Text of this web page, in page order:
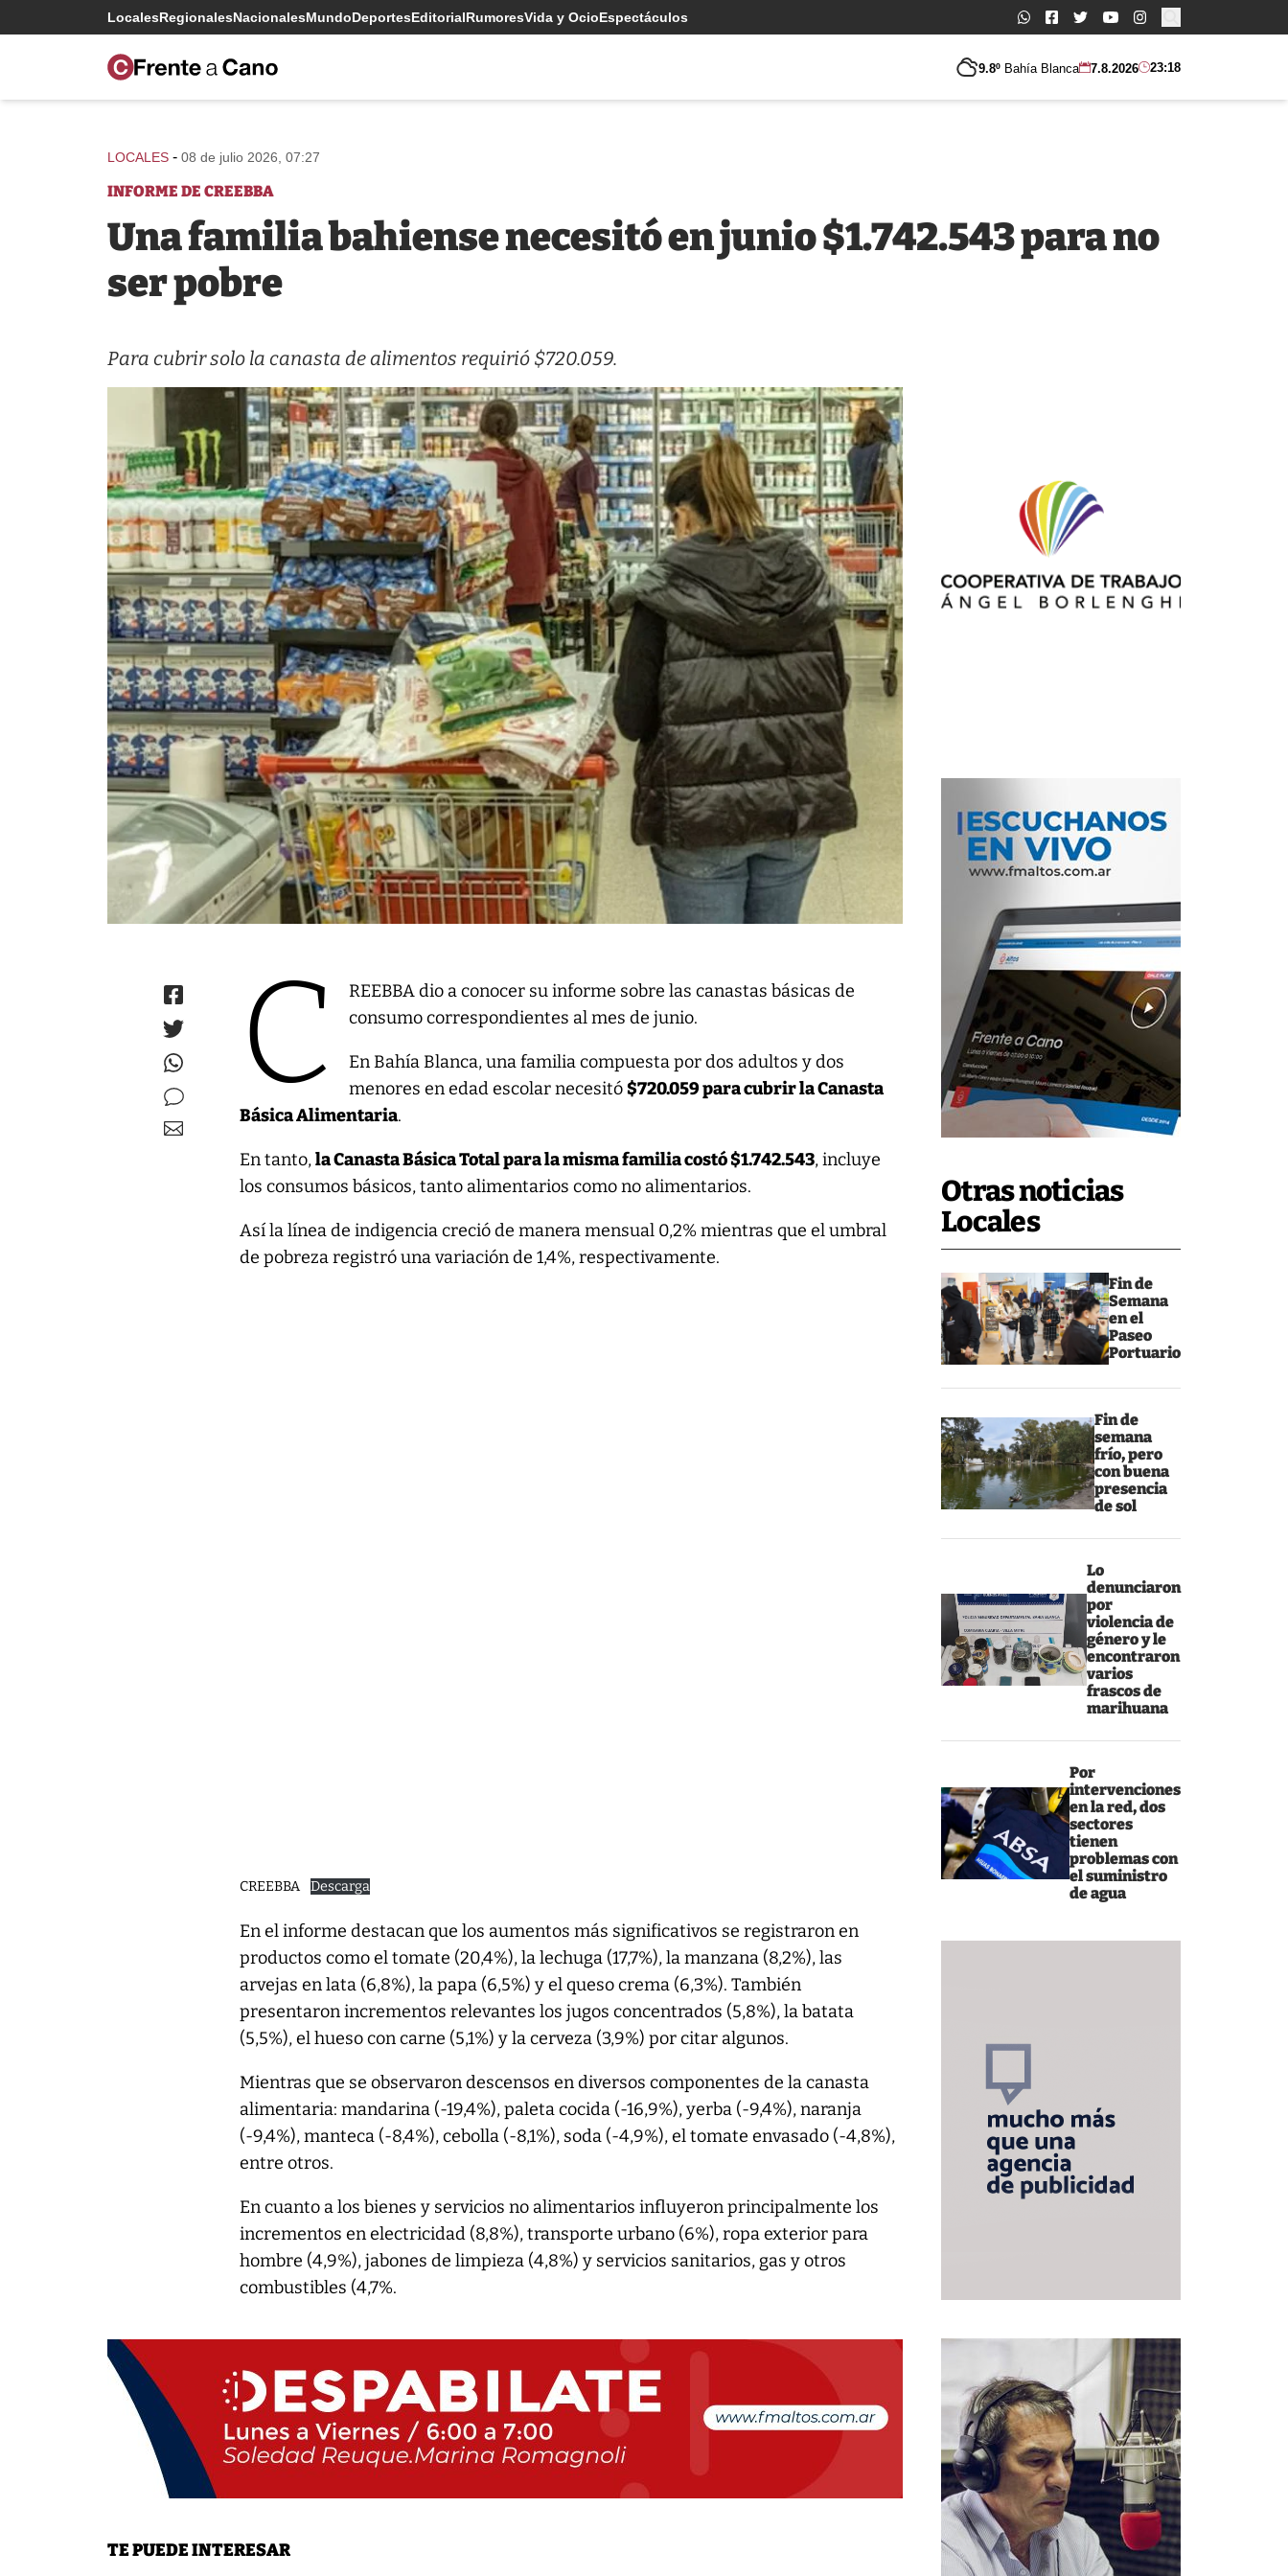
LocalesRegionalesNacionalesMundoDeportesEditorialRumoresVida y OcioEspectáculos Buscar:
9.8º Bahía Blanca 7.8.2026 23:18
Otras noticias
Locales
Fin de
Semana
en el
Paseo
Portuario
Fin de
semana
frío, pero
con buena
presencia
de sol
Lo
denunciaron
por
violencia de
género y le
encontraron
varios
frascos de
marihuana
Por
intervenciones
en la red, dos
sectores
tienen
problemas con
el suministro
de agua
LOCALES - 08 de julio 2026, 07:27
INFORME DE CREEBBA
Una familia bahiense necesitó en junio $1.742.543 para no
ser pobre
Para cubrir solo la canasta de alimentos requirió $720.059.
C
REEBBA dio a conocer su informe sobre las canastas básicas de
consumo correspondientes al mes de junio.
En Bahía Blanca, una familia compuesta por dos adultos y dos
menores en edad escolar necesitó$720.059 para cubrir la Canasta
Básica Alimentaria.
En tanto,la Canasta Básica Total para la misma familia costó $1.742.543, incluye
los consumos básicos, tanto alimentarios como no alimentarios.
Así la línea de indigencia creció de manera mensual 0,2% mientras que el umbral
de pobreza registró una variación de 1,4%, respectivamente.
CREEBBA Descarga
En el informe destacan que los aumentos más significativos se registraron en
productos como el tomate (20,4%), la lechuga (17,7%), la manzana (8,2%), las
arvejas en lata (6,8%), la papa (6,5%) y el queso crema (6,3%). También
presentaron incrementos relevantes los jugos concentrados (5,8%), la batata
(5,5%), el hueso con carne (5,1%) y la cerveza (3,9%) por citar algunos.
Mientras que se observaron descensos en diversos componentes de la canasta
alimentaria: mandarina (-19,4%), paleta cocida (-16,9%), yerba (-9,4%), naranja
(-9,4%), manteca (-8,4%), cebolla (-8,1%), soda (-4,9%), el tomate envasado (-4,8%),
entre otros.
En cuanto a los bienes y servicios no alimentarios influyeron principalmente los
incrementos en electricidad (8,8%), transporte urbano (6%), ropa exterior para
hombre (4,9%), jabones de limpieza (4,8%) y servicios sanitarios, gas y otros
combustibles (4,7%.
TE PUEDE INTERESAR